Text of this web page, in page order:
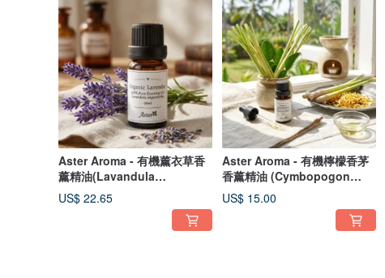
Aster Aroma - 有機薰衣草香
薰精油(Lavandula
angustifolia)
US$ 22.65
Aster Aroma - 有機檸檬香茅
香薰精油 (Cymbopogon
flexuosus)
US$ 15.00